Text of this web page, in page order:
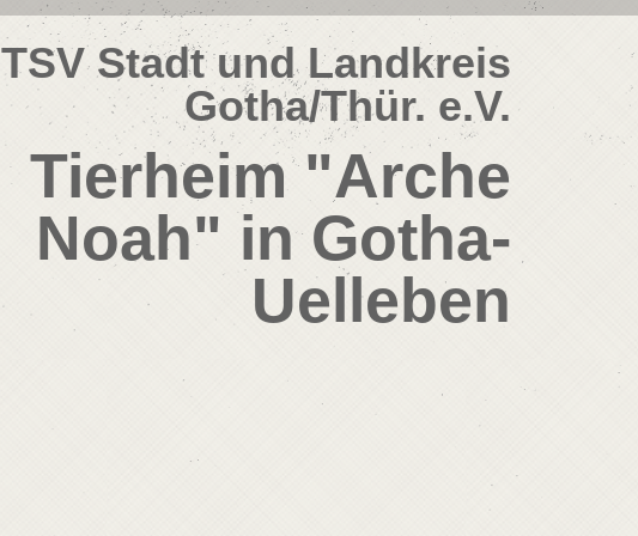
TSV Stadt und Landkreis
Gotha/Thür. e.V.
Tierheim "Arche
Noah" in Gotha-
Uelleben